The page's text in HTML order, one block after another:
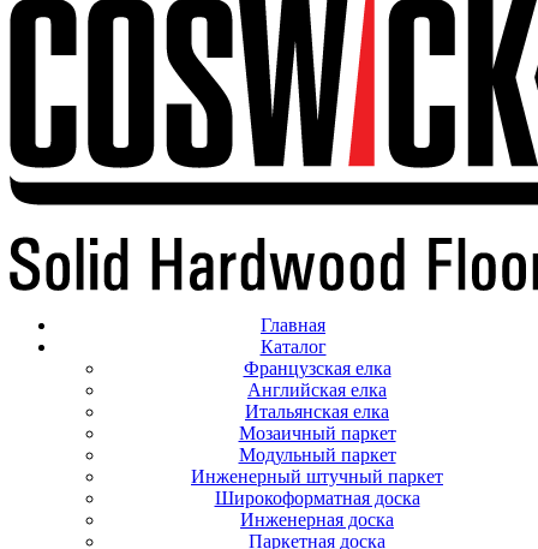
Главная
Каталог
Французская елка
Английская елка
Итальянская елка
Мозаичный паркет
Модульный паркет
Инженерный штучный паркет
Широкоформатная доска
Инженерная доска
Паркетная доска